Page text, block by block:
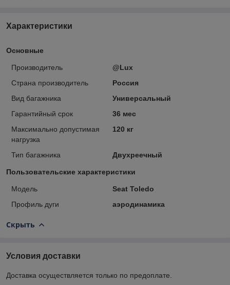
Характеристики
Основные
Производитель
@Lux
Страна производитель
Россия
Вид багажника
Универсальный
Гарантийный срок
36 мес
Максимально допустимая
нагрузка
120 кг
Тип багажника Двухреечный
Пользовательские характеристики
Модель
Seat Toledo
Профиль дуги
аэродинамика
Скрыть
Условия доставки
Доставка осуществляется только по предоплате.